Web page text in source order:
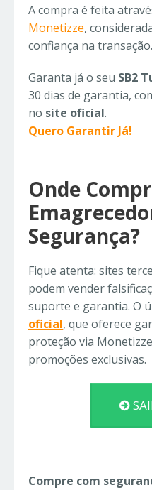
A compra é feita
Monetizze,
confiança na transação.
Garanta já o seu SB2
30 dias de garantia,
no site oficial.
Quero Garantir Já!
Onde
Segurança?
Fique atenta: sites
podem vender
suporte e garantia. O
oficial, que oferece
proteção via
promoções exclusivas.
Compre com